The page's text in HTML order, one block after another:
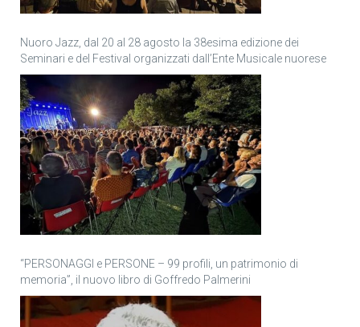
Nuoro Jazz, dal 20 al 28 agosto la 38esima edizione dei
Seminari e del Festival organizzati dall’Ente Musicale nuorese
“PERSONAGGI e PERSONE – 99 profili, un patrimonio di
memoria”, il nuovo libro di Goffredo Palmerini